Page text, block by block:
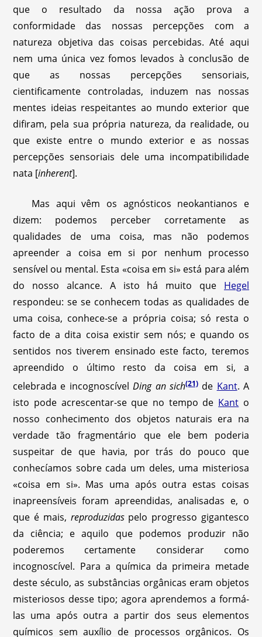
que o resultado da nossa ação prova a
conformidade das nossas percepções com a
natureza objetiva das coisas percebidas. Até aqui
nem uma única vez fomos levados à conclusão de
que as nossas percepções sensoriais,
cientificamente controladas, induzem nas nossas
mentes ideias respeitantes ao mundo exterior que
difiram, pela sua própria natureza, da realidade, ou
que existe entre o mundo exterior e as nossas
percepções sensoriais dele uma incompatibilidade
nata [inherent].
Mas aqui vêm os agnósticos neokantianos e
dizem: podemos perceber corretamente as
qualidades de uma coisa, mas não podemos
apreender a coisa em si por nenhum processo
sensível ou mental. Esta «coisa em si» está para além
do nosso alcance. A isto há muito que Hegel
respondeu: se se conhecem todas as qualidades de
uma coisa, conhece-se a própria coisa; só resta o
facto de a dita coisa existir sem nós; e quando os
sentidos nos tiverem ensinado este facto, teremos
apreendido o último resto da coisa em si, a
celebrada e incognoscívelDing an sich(21)de Kant. A
isto pode acrescentar-se que no tempo de Kant o
nosso conhecimento dos objetos naturais era na
verdade tão fragmentário que ele bem poderia
suspeitar de que havia, por trás do pouco que
conhecíamos sobre cada um deles, uma misteriosa
«coisa em si». Mas uma após outra estas coisas
inapreensíveis foram apreendidas, analisadas e, o
que é mais, reproduzidaspelo progresso gigantesco
da ciência; e aquilo que podemos produzir não
poderemos certamente considerar como
incognoscível. Para a química da primeira metade
deste século, as substâncias orgânicas eram objetos
misteriosos desse tipo; agora aprendemos a formá-
las uma após outra a partir dos seus elementos
químicos sem auxílio de processos orgânicos. Os